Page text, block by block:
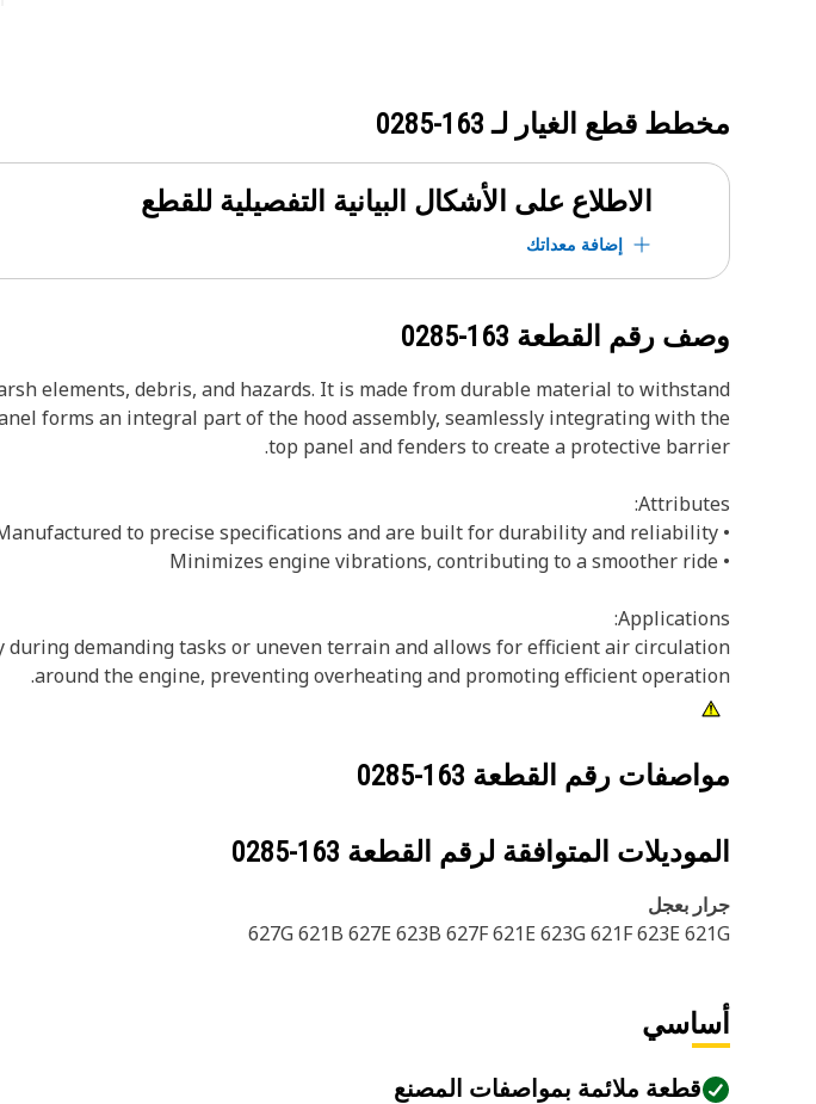
مخطط قطع الغيار لـ 163-0285
الاطلاع على الأشكال البيانية التفصيلية للقطع
إضافة معداتك
وصف رقم القطعة 163-0285
elements, debris, and hazards. It is made from durable material to withstand
forms an integral part of the hood assembly, seamlessly integrating with the
top panel and fenders to create a protective barrier.
Attributes:
• Manufactured to precise specifications and are built for durability and reliability
• Minimizes engine vibrations, contributing to a smoother ride
Applications:
demanding tasks or uneven terrain and allows for efficient air circulation
around the engine, preventing overheating and promoting efficient operation.
مواصفات رقم القطعة 163-0285
الموديلات المتوافقة لرقم القطعة 163-0285
جرار بعجل
627G 621B 627E 623B 627F 621E 623G 621F 623E 621G
أساسي
قطعة ملائمة بمواصفات المصنع